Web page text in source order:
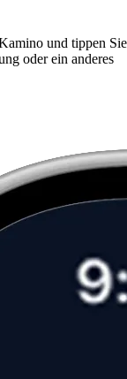
und tippen Sie
oder ein anderes